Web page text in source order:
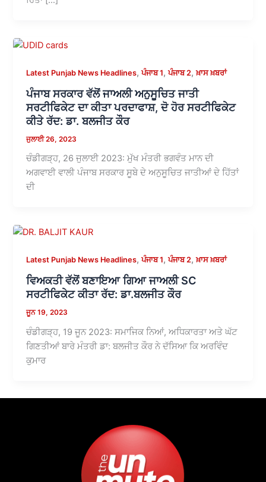
Latest Punjab News Headlines,ਪੰਜਾਬ 1,ਪੰਜਾਬ 2,ਖ਼ਾਸ ਖ਼ਬਰਾਂ
ਪੰਜਾਬ ਸਰਕਾਰ ਵੱਲੋਂ ਜਾਅਲੀ ਅਨੁਸੂਚਿਤ ਜਾਤੀ
ਸਰਟੀਫਿਕੇਟ ਦਾ ਕੀਤਾ ਪਰਦਾਫਾਸ਼, ਦੋ ਹੋਰ ਸਰਟੀਫਿਕੇਟ
ਕੀਤੇ ਰੱਦ: ਡਾ. ਬਲਜੀਤ ਕੌਰ
ਜੁਲਾਈ 26, 2023
ਚੰਡੀਗੜ੍ਹ, 26 ਜੁਲਾਈ 2023: ਮੁੱਖ ਮੰਤਰੀ ਭਗਵੰਤ ਮਾਨ ਦੀ
ਅਗਵਾਈ ਵਾਲੀ ਪੰਜਾਬ ਸਰਕਾਰ ਸੂਬੇ ਦੇ ਅਨੁਸੂਚਿਤ ਜਾਤੀਆਂ ਦੇ ਹਿੱਤਾਂ
ਦੀ
Latest Punjab News Headlines,ਪੰਜਾਬ 1,ਪੰਜਾਬ 2,ਖ਼ਾਸ ਖ਼ਬਰਾਂ
ਵਿਅਕਤੀ ਵੱਲੋਂ ਬਣਾਇਆ ਗਿਆ ਜਾਅਲੀ SC
ਸਰਟੀਫਿਕੇਟ ਕੀਤਾ ਰੱਦ: ਡਾ.ਬਲਜੀਤ ਕੌਰ
ਜੂਨ 19, 2023
ਚੰਡੀਗੜ੍ਹ, 19 ਜੂਨ 2023: ਸਮਾਜਿਕ ਨਿਆਂ, ਅਧਿਕਾਰਤਾ ਅਤੇ ਘੱਟ
ਗਿਣਤੀਆਂ ਬਾਰੇ ਮੰਤਰੀ ਡਾ: ਬਲਜੀਤ ਕੌਰ ਨੇ ਦੱਸਿਆ ਕਿ ਅਰਵਿੰਦ
ਕੁਮਾਰ